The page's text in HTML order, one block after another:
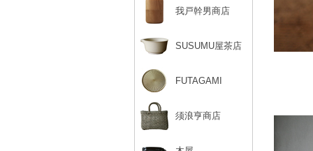
我戸幹男商店
SUSUMU屋茶店
FUTAGAMI
须浪亨商店